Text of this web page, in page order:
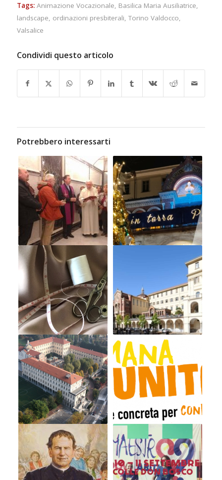
Tags: Animazione Vocazionale, Basilica Maria Ausiliatrice,
landscape, ordinazioni presbiterali, Torino Valdocco,
Valsalice
Condividi questo articolo
Potrebbero interessarti